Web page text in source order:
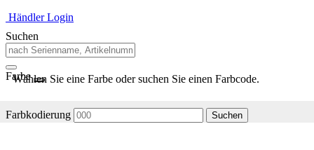
Händler Login
Suchen
Farbe
Wählen Sie eine Farbe oder suchen Sie einen Farbcode.
Farbkodierung Suchen